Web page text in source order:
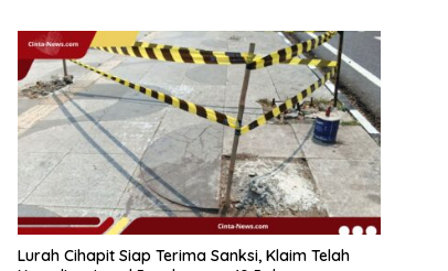
Lurah Cihapit Siap Terima Sanksi, Klaim Telah